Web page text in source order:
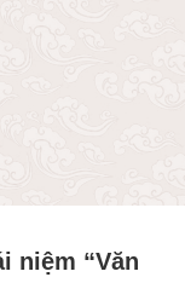
niệm “Văn